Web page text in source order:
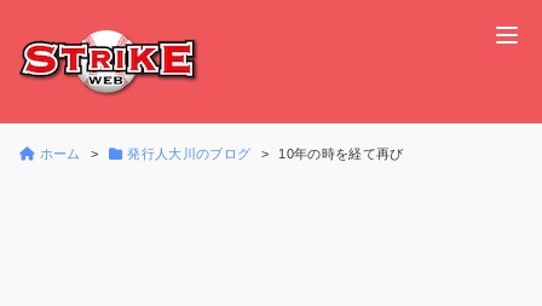
ホーム 発行人大川のブログ 10年の時を経て再び